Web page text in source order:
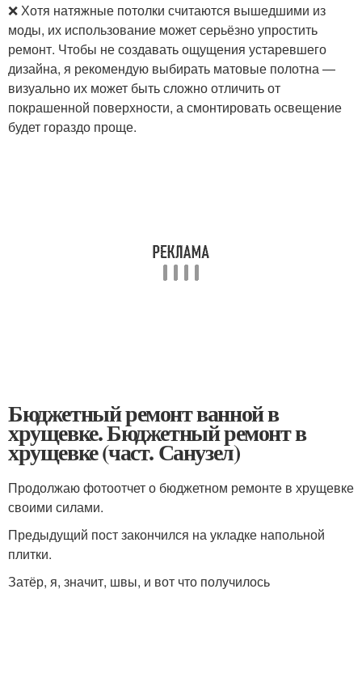
❌ Хотя натяжные потолки считаются вышедшими из
моды, их использование может серьёзно упростить
ремонт. Чтобы не создавать ощущения устаревшего
дизайна, я рекомендую выбирать матовые полотна —
визуально их может быть сложно отличить от
покрашенной поверхности, а смонтировать освещение
будет гораздо проще.
Бюджетный ремонт ванной в
хрущевке. Бюджетный ремонт в
хрущевке (част. Санузел)
Продолжаю фотоотчет о бюджетном ремонте в хрущевке
своими силами.
Предыдущий пост закончился на укладке напольной
плитки.
Затёр, я, значит, швы, и вот что получилось